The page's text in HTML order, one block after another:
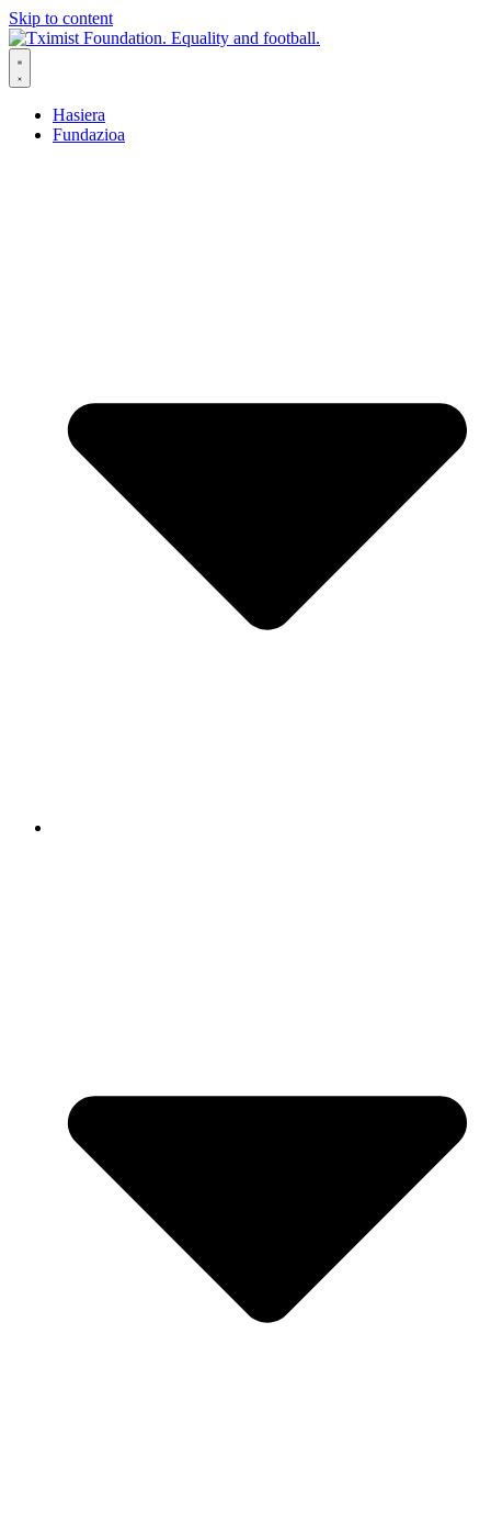
Skip to content
Hasiera
Fundazioa